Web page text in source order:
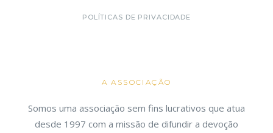
POLÍTICAS DE PRIVACIDADE
A ASSOCIAÇÃO
Somos uma associação sem fins lucrativos que atua
desde 1997 com a missão de difundir a devoção